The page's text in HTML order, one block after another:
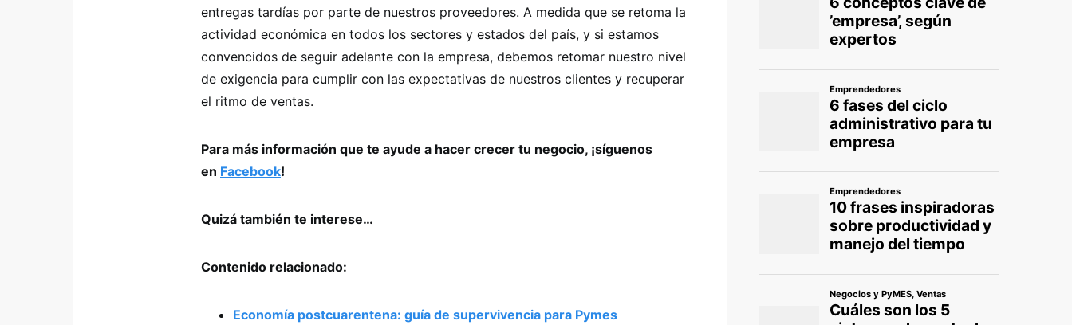
entregas tardías por parte de nuestros proveedores. A medida que se retoma la
actividad económica en todos los sectores y estados del país, y si estamos
convencidos de seguir adelante con la empresa, debemos retomar nuestro nivel
de exigencia para cumplir con las expectativas de nuestros clientes y recuperar
el ritmo de ventas.
Para más información que te ayude a hacer crecer tu negocio, ¡síguenos
en Facebook!
Quizá también te interese…
Contenido relacionado:
Economía postcuarentena: guía de supervivencia para Pymes